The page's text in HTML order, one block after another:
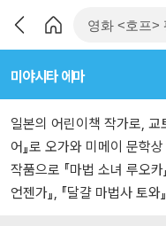
미야시타 에마
일본의 어린이책 작가로, 교
어』로 오가와 미메이 문학
작품으로 『마법 소녀 루오카
언젠가』, 『달걀 마법사 토와